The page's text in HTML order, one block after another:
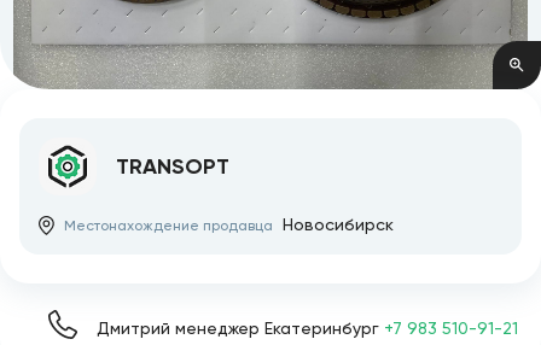
Дмитрий менеджер Екатеринбург +7 983 510-91-21
TRANSOPT
Местонахождение продавца Новосибирск